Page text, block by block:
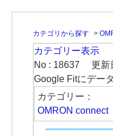
カテゴリから探す >
カテゴリー表示
No : 18637
更新
Google Fitにデー
カテゴリー：
OMRON connect